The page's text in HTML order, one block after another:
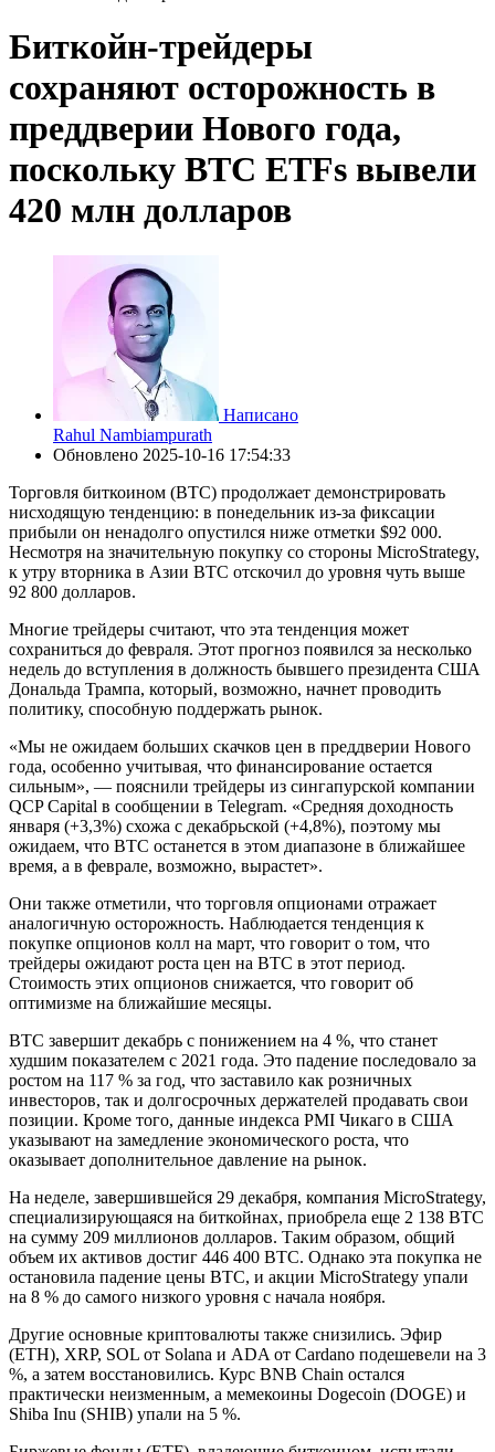
Биткойн-трейдеры
сохраняют осторожность в
преддверии Нового года,
поскольку BTC ETFs вывели
420 млн долларов
Написано
Rahul Nambiampurath
Обновлено 2025-10-16 17:54:33
Торговля биткоином (BTC) продолжает демонстрировать
нисходящую тенденцию: в понедельник из-за фиксации
прибыли он ненадолго опустился ниже отметки $92 000.
Несмотря на значительную покупку со стороны MicroStrategy,
к утру вторника в Азии BTC отскочил до уровня чуть выше
92 800 долларов.
Многие трейдеры считают, что эта тенденция может
сохраниться до февраля. Этот прогноз появился за несколько
недель до вступления в должность бывшего президента США
Дональда Трампа, который, возможно, начнет проводить
политику, способную поддержать рынок.
«Мы не ожидаем больших скачков цен в преддверии Нового
года, особенно учитывая, что финансирование остается
сильным», — пояснили трейдеры из сингапурской компании
QCP Capital в сообщении в Telegram. «Средняя доходность
января (+3,3%) схожа с декабрьской (+4,8%), поэтому мы
ожидаем, что BTC останется в этом диапазоне в ближайшее
время, а в феврале, возможно, вырастет».
Они также отметили, что торговля опционами отражает
аналогичную осторожность. Наблюдается тенденция к
покупке опционов колл на март, что говорит о том, что
трейдеры ожидают роста цен на BTC в этот период.
Стоимость этих опционов снижается, что говорит об
оптимизме на ближайшие месяцы.
BTC завершит декабрь с понижением на 4 %, что станет
худшим показателем с 2021 года. Это падение последовало за
ростом на 117 % за год, что заставило как розничных
инвесторов, так и долгосрочных держателей продавать свои
позиции. Кроме того, данные индекса PMI Чикаго в США
указывают на замедление экономического роста, что
оказывает дополнительное давление на рынок.
На неделе, завершившейся 29 декабря, компания MicroStrategy,
специализирующаяся на биткойнах, приобрела еще 2 138 BTC
на сумму 209 миллионов долларов. Таким образом, общий
объем их активов достиг 446 400 BTC. Однако эта покупка не
остановила падение цены BTC, и акции MicroStrategy упали
на 8 % до самого низкого уровня с начала ноября.
Другие основные криптовалюты также снизились. Эфир
(ETH), XRP, SOL от Solana и ADA от Cardano подешевели на 3
%, а затем восстановились. Курс BNB Chain остался
практически неизменным, а мемекоины Dogecoin (DOGE) и
Shiba Inu (SHIB) упали на 5 %.